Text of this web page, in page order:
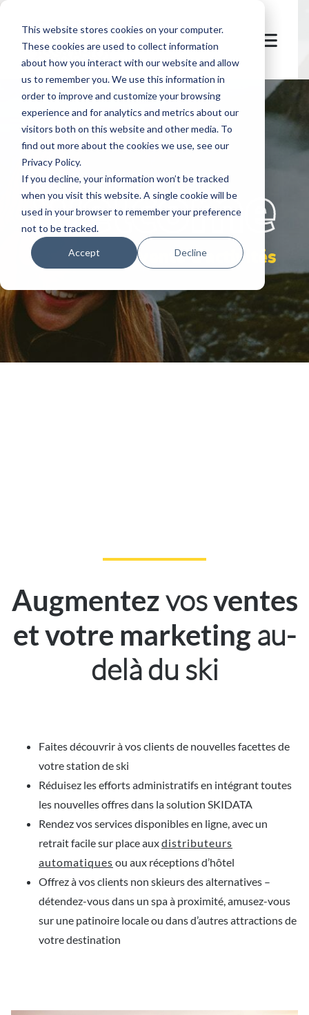
This website stores cookies on your computer.
These cookies are used to collect information
about how you interact with our website and allow
us to remember you. We use this information in
order to improve and customize your browsing
experience and for analytics and metrics about our
visitors both on this website and other media. To
find out more about the cookies we use, see our
Privacy Policy.
If you decline, your information won’t be tracked
when you visit this website. A single cookie will be
used in your browser to remember your preference
not to be tracked.
Accept Decline
let's
welcome
vente d'activités​
Augmentezvosventes
et votre marketing au-
delà du ski
Faites découvrir à vos clients de nouvelles facettes de
votre station de ski
Réduisez les efforts administratifs en intégrant toutes
les nouvelles offres dans la solution SKIDATA
Rendez vos services disponibles en ligne, avec un
retrait facile sur place auxdistributeurs
automatiques ou aux réceptions d’hôtel
Offrez à vos clients non skieurs des alternatives –
détendez-vous dans un spa à proximité, amusez-vous
sur une patinoire locale ou dans d’autres attractions de
votre destination